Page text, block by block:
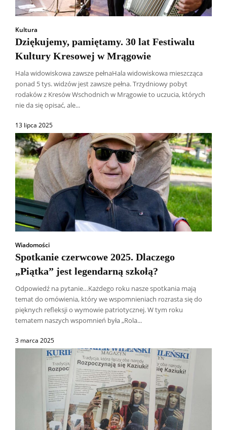
Kultura
Dziękujemy, pamiętamy. 30 lat Festiwalu
Kultury Kresowej w Mrągowie
Hala widowiskowa zawsze pełnaHala widowiskowa mieszcząca
ponad 5 tys. widzów jest zawsze pełna. Trzydniowy pobyt
rodaków z Kresów Wschodnich w Mrągowie to uczucia, których
nie da się opisać, ale...
13 lipca 2025
Wiadomości
Spotkanie czerwcowe 2025. Dlaczego
„Piątka” jest legendarną szkołą?
Odpowiedź na pytanie…Każdego roku nasze spotkania mają
temat do omówienia, który we wspomnieniach rozrasta się do
pięknych refleksji o wymowie patriotycznej. W tym roku
tematem naszych wspomnień była „Rola...
3 marca 2025